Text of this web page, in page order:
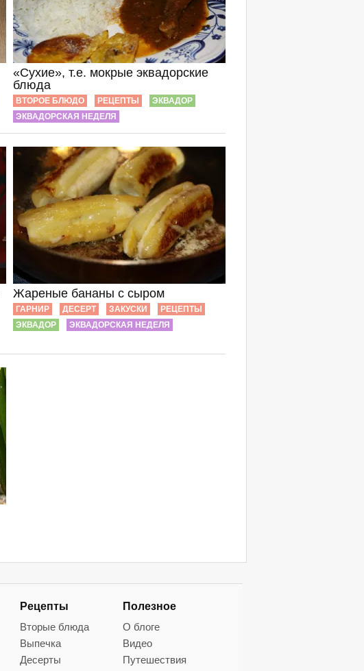
«Сухие», т.е. мокрые эквадорские
блюда
ВТОРОЕ БЛЮДО РЕЦЕПТЫ
ЭКВАДОР
ЭКВАДОРСКАЯ НЕДЕЛЯ
Жареные бананы с сыром
ГАРНИР ДЕСЕРТ ЗАКУСКИ
РЕЦЕПТЫ
ЭКВАДОР
ЭКВАДОРСКАЯ НЕДЕЛЯ
Рецепты
Вторые блюда
Выпечка
Десерты
Полезное
О блоге
Видео
Путешествия